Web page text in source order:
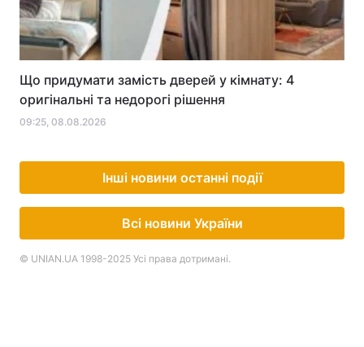
Що придумати замість дверей у кімнату: 4
оригінальні та недорогі рішення
09:25, 08.08.2026
Інші новини останні події
Всі новини України
© UNIAN.UA 1998-2025 Усі права дотримані.